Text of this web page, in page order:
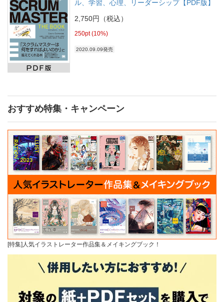
ル、学習、心理、リーダーシップ【PDF版】
2,750円（税込）
250pt (10%)
2020.09.09発売
おすすめ特集・キャンペーン
[特集]人気イラストレーター作品集＆メイキングブック！